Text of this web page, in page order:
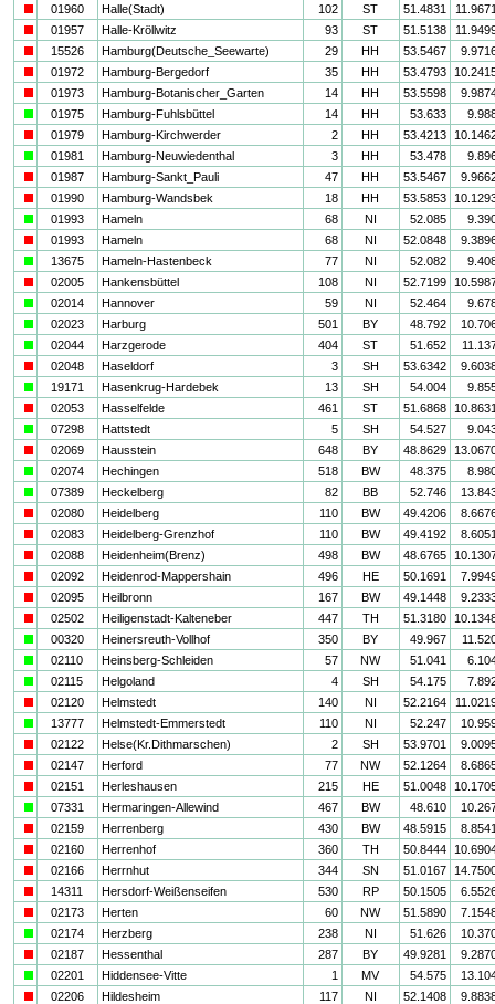
01960 Halle(Stadt) 102 ST 51.4831
01957 Halle-Kröllwitz 93 ST 51.5138
15526 Hamburg(Deutsche_Seewarte) 29 HH 53.5467
01972 Hamburg-Bergedorf 35 HH 53.4793
01973 Hamburg-Botanischer_Garten 14 HH 53.5598
01975 Hamburg-Fuhlsbüttel 14 HH 53.633
01979 Hamburg-Kirchwerder 2 HH 53.4213
01981 Hamburg-Neuwiedenthal 3 HH 53.478
01987 Hamburg-Sankt_Pauli 47 HH 53.5467
01990 Hamburg-Wandsbek 18 HH 53.5853
01993 Hameln 68 NI 52.085
01993 Hameln 68 NI 52.0848
13675 Hameln-Hastenbeck 77 NI 52.082
02005 Hankensbüttel 108 NI 52.7199
02014 Hannover 59 NI 52.464
02023 Harburg 501 BY 48.792
02044 Harzgerode 404 ST 51.652
02048 Haseldorf 3 SH 53.6342
19171 Hasenkrug-Hardebek 13 SH 54.004
02053 Hasselfelde 461 ST 51.6868
07298 Hattstedt 5 SH 54.527
02069 Hausstein 648 BY 48.8629
02074 Hechingen 518 BW 48.375
07389 Heckelberg 82 BB 52.746
02080 Heidelberg 110 BW 49.4206
02083 Heidelberg-Grenzhof 110 BW 49.4192
02088 Heidenheim(Brenz) 498 BW 48.6765
02092 Heidenrod-Mappershain 496 HE 50.1691
02095 Heilbronn 167 BW 49.1448
02502 Heiligenstadt-Kalteneber 447 TH 51.3180
00320 Heinersreuth-Vollhof 350 BY 49.967
02110 Heinsberg-Schleiden 57 NW 51.041
02115 Helgoland 4 SH 54.175
02120 Helmstedt 140 NI 52.2164
13777 Helmstedt-Emmerstedt 110 NI 52.247
02122 Helse(Kr.Dithmarschen) 2 SH 53.9701
02147 Herford 77 NW 52.1264
02151 Herleshausen 215 HE 51.0048
07331 Hermaringen-Allewind 467 BW 48.610
02159 Herrenberg 430 BW 48.5915
02160 Herrenhof 360 TH 50.8444
02166 Herrnhut 344 SN 51.0167
14311 Hersdorf-Weißenseifen 530 RP 50.1505
02173 Herten 60 NW 51.5890
02174 Herzberg 238 NI 51.626
02187 Hessenthal 287 BY 49.9281
02201 Hiddensee-Vitte 1 MV 54.575
02206 Hildesheim 117 NI 52.1408